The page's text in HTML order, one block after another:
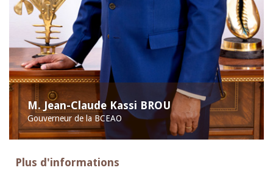
M. Jean-Claude Kassi BROU
Gouverneur de la BCEAO
Plus d'informations